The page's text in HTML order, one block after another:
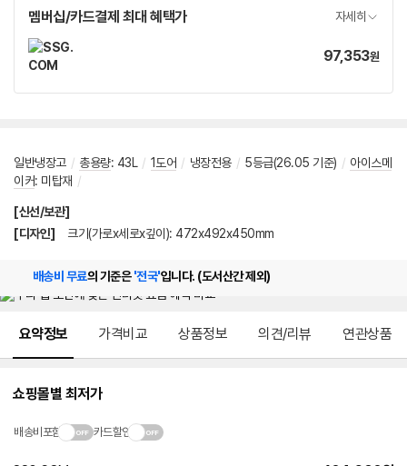
멤버십/카드결제 최대 혜택가 자세히
가
97,353원
일반냉장고 / 총용량: 43L / 1도어 / 냉장전용 / 5등급(26.05 기준) / 아이스메
이커: 미탑재 /
[신선/보관]
[디자인]
크기(가로x세로x깊이): 472x492x450mm
배송비 무료의 기준은'전국'입니다. (도서산간 제외)
요약정보 가격비교 상품정보 의견/리뷰 연관상품
쇼핑몰별 최저가
배송비포함 카드할인